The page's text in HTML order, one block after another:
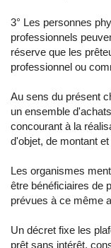
3° Les personnes
professionnels
réserve que les
professionnel ou
Au sens du présent
un ensemble
concourant à la
d'objet, de montant
Les organismes
être bénéficiaires de
prévues à ce même
Un décret fixe les
prêt sans intérêt,